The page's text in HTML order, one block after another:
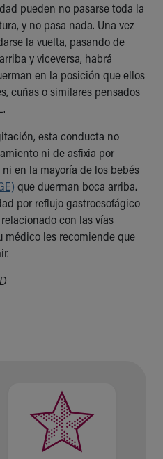
Pediatrics
pueden no pasarse toda la
y no pasa nada. Una vez
la vuelta, pasando de
y viceversa, habrá
en la posición que ellos
cuñas o similares pensados
esta conducta no
ni de asfixia por
en la mayoría de los bebés
que duerman boca arriba.
por reflujo gastroesofágico
con las vías
médico les recomiende que